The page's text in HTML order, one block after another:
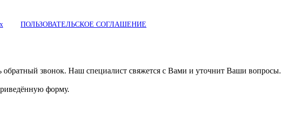
ПОЛЬЗОВАТЕЛЬСКОЕ СОГЛАШЕНИЕ
обратный звонок. Наш специалист свяжется с Вами и уточнит Ваши вопросы.
форму.